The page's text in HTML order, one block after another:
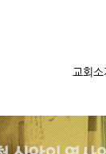
교회소
메뉴 건